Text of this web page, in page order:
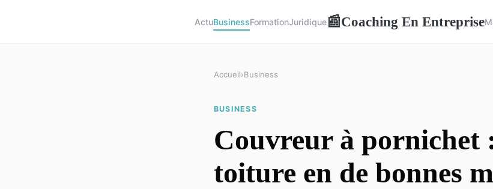
ActuBusinessFormationJuridique📰Coaching En Entreprise
Accueil›Business
BUSINESS
Couvreur à pornichet
toiture en de bonnes